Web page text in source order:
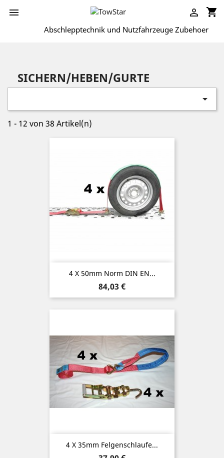
 shopping_cart

Abschlepptechnik und Nutzfahrzeuge Zubehoer
SICHERN/HEBEN/GURTE

1 - 12 von 38 Artikel(n)
4 X 50mm Norm DIN EN...
Preis
84,03 €
4 X 35mm Felgenschlaufe...